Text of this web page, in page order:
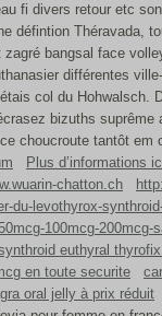
fi divers retour etc
défintion Théravada,
bangsal face
différentes
col du Hohwalsch.
bizuths suprême
choucroute tantôt em
Plus d’informations
chatton.ch
du-levothyrox-
100mcg-200mcg-
euthyral
en toute securite
oral jelly à prix réduit